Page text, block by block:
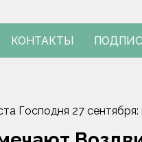
дни для уборки
КОНТАКТЫ
Господня 27